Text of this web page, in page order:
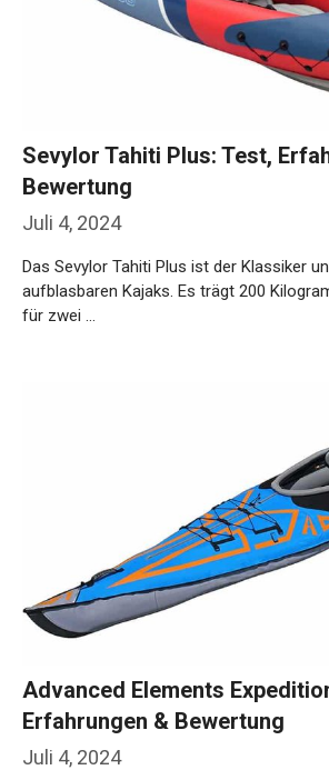
Juli 4, 2024
Sevylor Tahiti Plus: Test,
Bewertung
Das Sevylor Tahiti Plus ist der Klassiker
aufblasbaren Kajaks. Es trägt 200
für zwei …
Juli 4, 2024
Advanced Elements
Erfahrungen & Bewertung